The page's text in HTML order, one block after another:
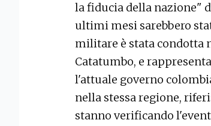
la fiducia della nazione"
ultimi mesi sarebbero
militare è stata condotta
Catatumbo, e
l'attuale governo
nella stessa regione,
stanno verificando